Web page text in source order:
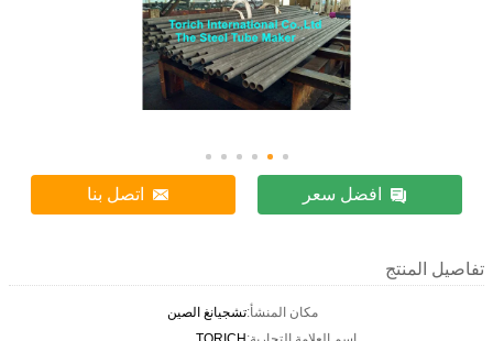
افضل سعر اتصل بنا
تفاصيل المنتج
مكان المنشأ:تشجيانغ الصين